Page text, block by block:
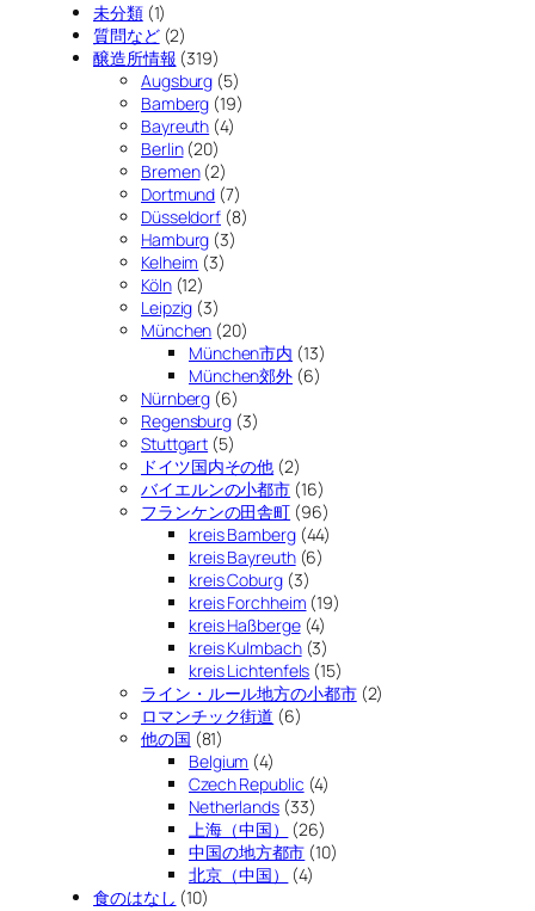
未分類(1)
質問など(2)
醸造所情報 (319)
Augsburg (5)
Bamberg (19)
Bayreuth (4)
Berlin(20)
Bremen(2)
Dortmund (7)
Düsseldorf (8)
Hamburg (3)
Kelheim (3)
Köln(12)
Leipzig (3)
München (20)
München市内 (13)
München郊外 (6)
Nürnberg (6)
Regensburg (3)
Stuttgart (5)
ドイツ国内その他 (2)
バイエルンの小都市 (16)
フランケンの田舎町 (96)
kreis Bamberg(44)
kreis Bayreuth(6)
kreis Coburg(3)
kreis Forchheim (19)
kreis Haßberge(4)
kreis Kulmbach(3)
kreis Lichtenfels (15)
ライン・ルール地方の小都市(2)
ロマンチック街道 (6)
他の国 (81)
Belgium (4)
Czech Republic (4)
Netherlands(33)
上海（中国）
(26)
中国の地方都市 (10)
北京（中国）
(4)
食のはなし (10)